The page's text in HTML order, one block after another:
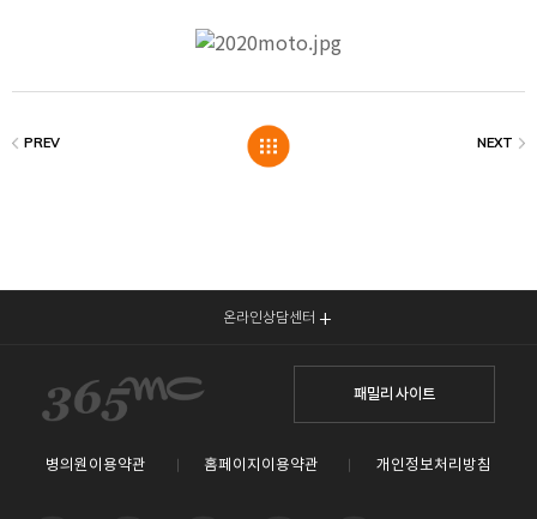
온라인상담센터
패밀리 사이트
병의원이용약관 홈페이지이용약관 개인정보처리방침